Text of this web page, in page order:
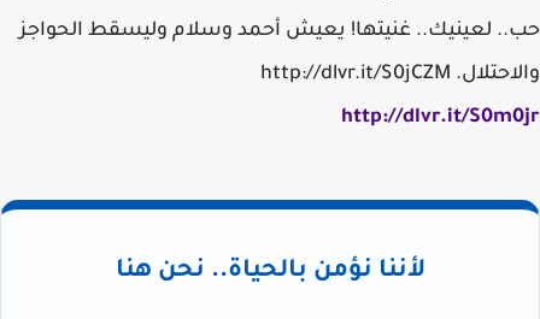
حب.. ‎لعينيك.. غنيتها! يعيش أحمد وسلام وليسقط الحواجز
والاحتلال. http://dlvr.it/S0jCZM
http://dlvr.it/S0m0jr
لأننا نؤمن بالحياة.. نحن هنا